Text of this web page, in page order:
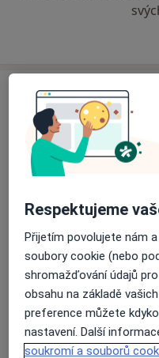
Adresa
Praktická zubní
Tyršova 799, Hulín
Dostupnost
Na této adrese
Co mám v takové
Způsoby platby
Na teto adrese lékař
Respektujeme
Přijetím povolujete nám
soubory cookie (nebo
shromažďování údajů
obsahu na základě
preference můžete
nastavení. Další
soukromí a souborů